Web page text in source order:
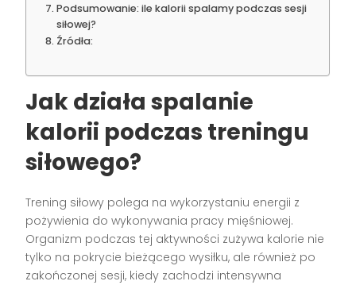
Podsumowanie: ile kalorii spalamy podczas sesji
siłowej?
Źródła:
Jak działa spalanie
kalorii podczas treningu
siłowego?
Trening siłowy polega na wykorzystaniu energii z
pożywienia do wykonywania pracy mięśniowej.
Organizm podczas tej aktywności zużywa kalorie nie
tylko na pokrycie bieżącego wysiłku, ale również po
zakończonej sesji, kiedy zachodzi intensywna